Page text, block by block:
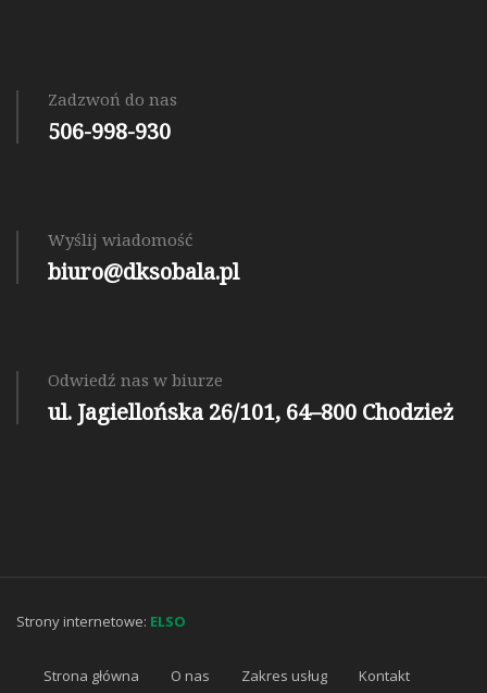
Zadzwoń do nas
506-998-930
Wyślij wiadomość
biuro@dksobala.pl
Odwiedź nas w biurze
ul. Jagiellońska 26/101, 64–800 Chodzież
Strony internetowe: ELSO
Strona główna O nas Zakres usług Kontakt